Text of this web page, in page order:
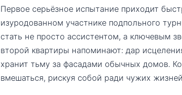
Первое серьёзное испытание приходит
изуродованном участнике подпольного
стать не просто ассистентом, а ключевым
второй квартиры напоминают: дар
хранит тьму за фасадами обычных домов.
вмешаться, рискуя собой ради чужих